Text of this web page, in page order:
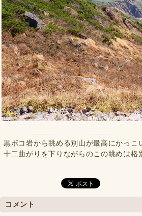
黒ボコ岩から眺める別山が最高にかっこ
十二曲がりを下りながらのこの眺めは格
コメント